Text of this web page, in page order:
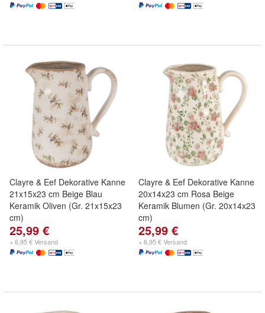
Clayre & Eef Dekorative Kanne
21x15x23 cm Beige Blau
Keramik Oliven (Gr. 21x15x23
cm)
25,99 €
+ 6,95 € Versand
Clayre & Eef Dekorative Kanne
20x14x23 cm Rosa Beige
Keramik Blumen (Gr. 20x14x23
cm)
25,99 €
+ 6,95 € Versand